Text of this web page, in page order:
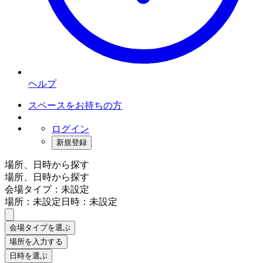
ヘルプ
スペースをお持ちの方
ログイン
新規登録
場所、日時から探す
場所、日時から探す
会場タイプ：未設定
場所：未設定日時：未設定
会場タイプを選ぶ
場所を入力する
日時を選ぶ